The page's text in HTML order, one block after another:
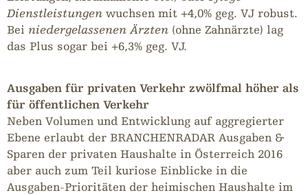
Dienstleistungen wuchsen mit +4,0% geg. VJ robust.
Bei niedergelassenen Ärzten (ohne Zahnärzte) lag
das Plus sogar bei +6,3% geg. VJ.
Ausgaben für privaten Verkehr zwölfmal höher als
für öffentlichen Verkehr
Neben Volumen und Entwicklung auf aggregierter
Ebene erlaubt der BRANCHENRADAR Ausgaben &
Sparen der privaten Haushalte in Österreich 2016
aber auch zum Teil kuriose Einblicke in die
Ausgaben-Prioritäten der heimischen Haushalte im